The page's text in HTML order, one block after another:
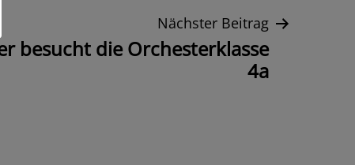
Nächster Beitrag
besucht die Orchesterklasse
4a